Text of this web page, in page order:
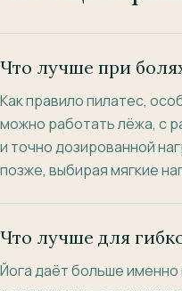
Что лучше при
Как правило пилатес,
можно работать лёжа, с
и точно дозированной
позже, выбирая мягкие
Что лучше для
Йога даёт больше